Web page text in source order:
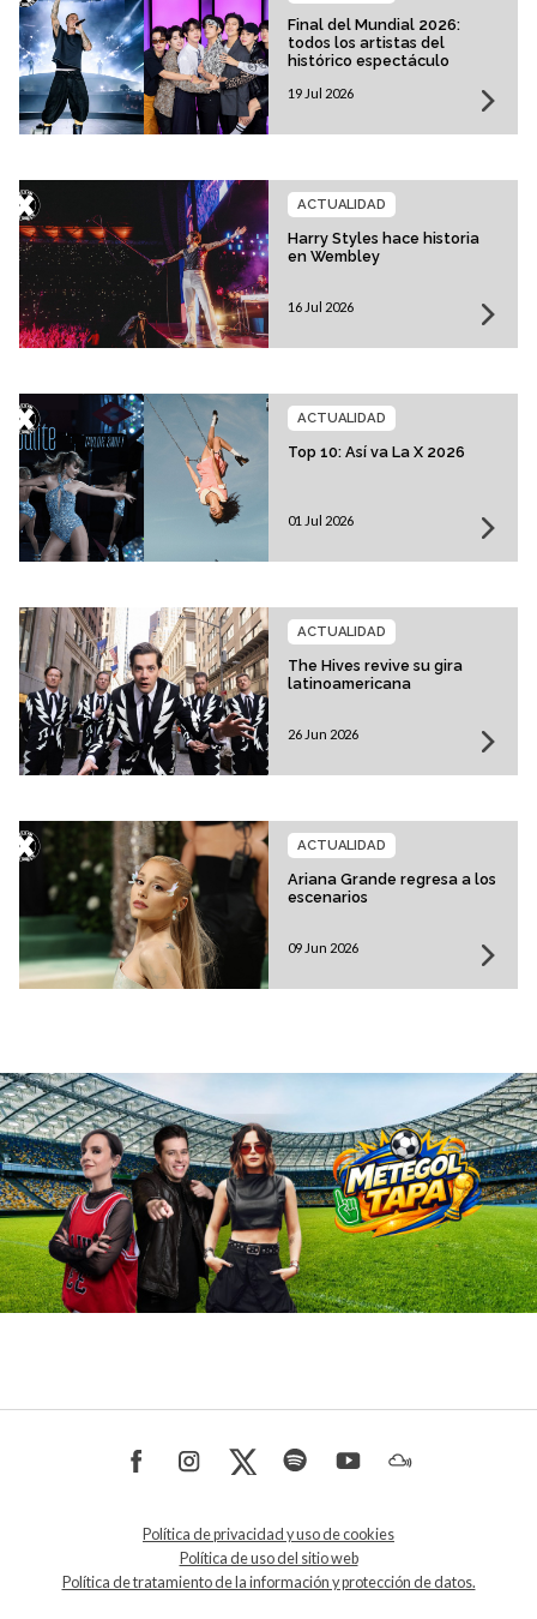
Final del Mundial 2026:
todos los artistas del
histórico espectáculo
19 Jul 2026
Harry Styles hace historia
en Wembley
ACTUALIDAD
16 Jul 2026
Top 10: Así va La X 2026
ACTUALIDAD
01 Jul 2026
The Hives revive su gira
latinoamericana
ACTUALIDAD
26 Jun 2026
Ariana Grande regresa a los
escenarios
ACTUALIDAD
09 Jun 2026
Política de privacidad y uso de cookies
Política de uso del sitio web
Política de tratamiento de la información y protección de datos.